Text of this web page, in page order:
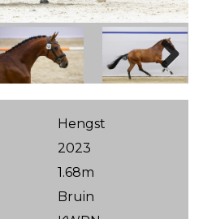
Hengst
2023
1.68m
Bruin